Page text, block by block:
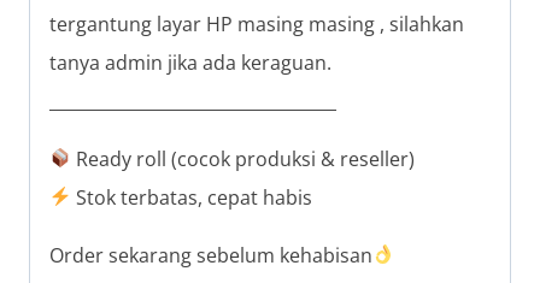
tergantung layar HP masing masing , silahkan
tanya admin jika ada keraguan.
Ready roll (cocok produksi & reseller)
Stok terbatas, cepat habis
Order sekarang sebelum kehabisan